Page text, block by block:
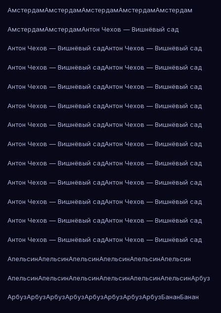
АмстердамАмстердамАмстердамАмстердамАмстердам
АмстердамАмстердамАнтон Чехов — Вишнёвый сад
Антон Чехов — Вишнёвый садАнтон Чехов — Вишнёвый сад
Антон Чехов — Вишнёвый садАнтон Чехов — Вишнёвый сад
Антон Чехов — Вишнёвый садАнтон Чехов — Вишнёвый сад
Антон Чехов — Вишнёвый садАнтон Чехов — Вишнёвый сад
Антон Чехов — Вишнёвый садАнтон Чехов — Вишнёвый сад
Антон Чехов — Вишнёвый садАнтон Чехов — Вишнёвый сад
Антон Чехов — Вишнёвый садАнтон Чехов — Вишнёвый сад
Антон Чехов — Вишнёвый садАнтон Чехов — Вишнёвый сад
Антон Чехов — Вишнёвый садАнтон Чехов — Вишнёвый сад
Антон Чехов — Вишнёвый садАнтон Чехов — Вишнёвый сад
Антон Чехов — Вишнёвый садАнтон Чехов — Вишнёвый сад
АпельсинАпельсинАпельсинАпельсинАпельсинАпельсин
АпельсинАпельсинАпельсинАпельсинАпельсинАпельсинАрбуз
АрбузАрбузАрбузАрбузАрбузАрбузАрбузАрбузБананБанан